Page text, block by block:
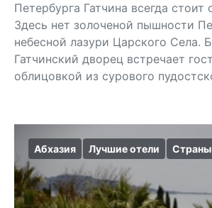
Петербурга Гатчина всегда стоит
Здесь нет золоченой пышности
небесной лазури Царского Села.
Гатчинский дворец встречает
облицовкой из сурового
Абхазия Лучшие отели Страны